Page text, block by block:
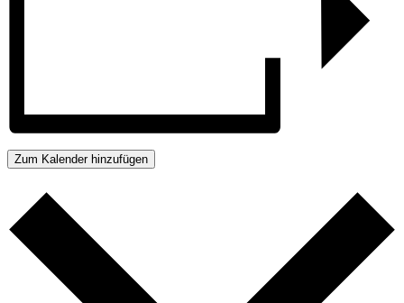
Zum Kalender hinzufügen